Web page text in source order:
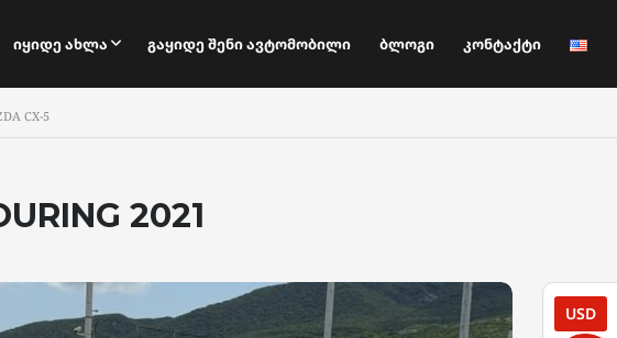
Იყიდე Ახლა Გაყიდე Შენი Ავტომობილი Ბლოგი Კონტაქტი
CX-5
2021
USD